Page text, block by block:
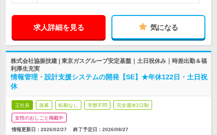
求人詳細を見る 気になる
株式会社協振技建 | 東京ガスグループ安定基盤｜土日祝休み｜時差出勤＆福
利厚生充実
情報管理・設計支援システムの開発【SE】★年休122日・土日祝
休
正社員 急募 転勤なし 学歴不問 完全週休2日制
女性のおしごと掲載中
情報更新日：2026/02/27 終了予定日： 2026/08/27